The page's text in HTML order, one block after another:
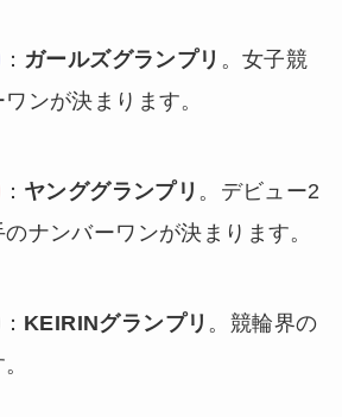
： ガールズグランプリ 。女子競
ンが決まります。
： ヤンググランプリ 。デビュー2
ナンバーワンが決まります。
： KEIRINグランプリ 。競輪界の